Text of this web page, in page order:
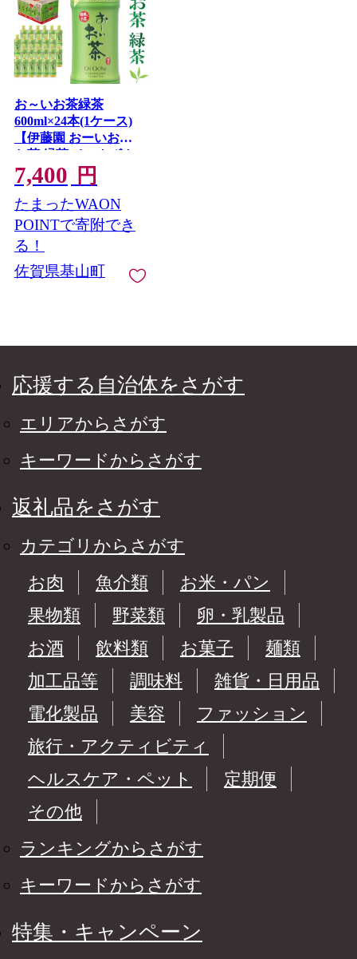
お～いお茶緑茶
600ml×24本(1ケース)
【伊藤園 おーいお茶
お茶 緑茶 ペットボト
ル 24本 飲料 まとめ買
い 備蓄 常備 箱買い ケ
ース買い ストック 日
用品 非常用 防災用品
災害 生活必需品 消耗
品 熱中症対策 水分補
給 防災 TEA Tea Oi
7,400 円
たまったWAON
POINTで寄附でき
る！
佐賀県基山町
応援する自治体をさがす
エリアからさがす
キーワードからさがす
返礼品をさがす
カテゴリからさがす
お肉
魚介類
お米・パン
果物類
野菜類
卵・乳製品
お酒
飲料類 お菓子
麺類
加工品等
調味料
雑貨・日用品
電化製品
美容
ファッション
旅行・アクティビティ
ヘルスケア・ペット
定期便
その他
ランキングからさがす
キーワードからさがす
特集・キャンペーン